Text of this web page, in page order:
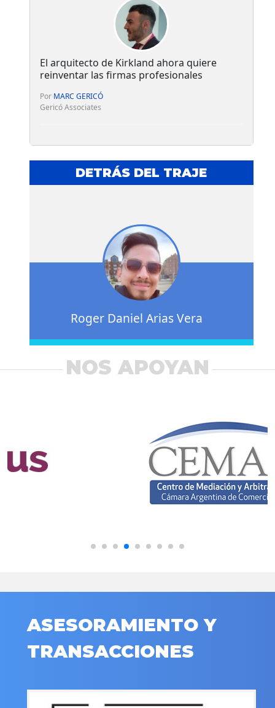
El arquitecto de Kirkland ahora quiere
reinventar las firmas profesionales
Por MARC GERICÓ
Gericó Associates
DETRÁS DEL TRAJE
Roger Daniel Arias Vera
NOS APOYAN
ASESORAMIENTO Y
TRANSACCIONES